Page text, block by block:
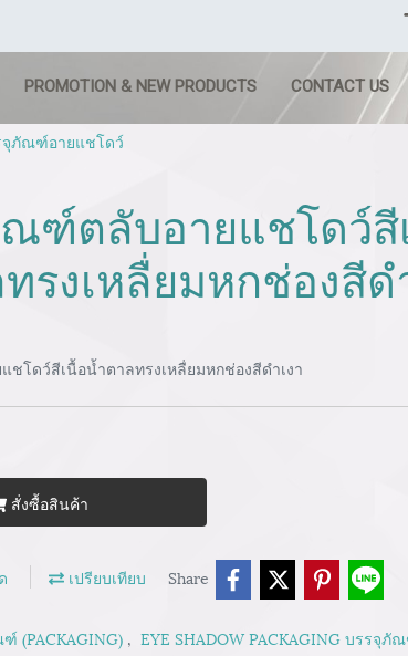
PROMOTION & NEW PRODUCTS CONTACT US
จุภัณฑ์อายแชโดว์
ฑ์ตลับอายแชโดว์สี
รงเหลื่ยมหกช่องสีด
โดว์สีเนื้อน้ำตาลทรงเหลื่ยมหกช่องสีดำเงา
สั่งซื้อสินค้า
เปรียบเทียบ Share
(PACKAGING) , EYE SHADOW PACKAGING บรรจุ